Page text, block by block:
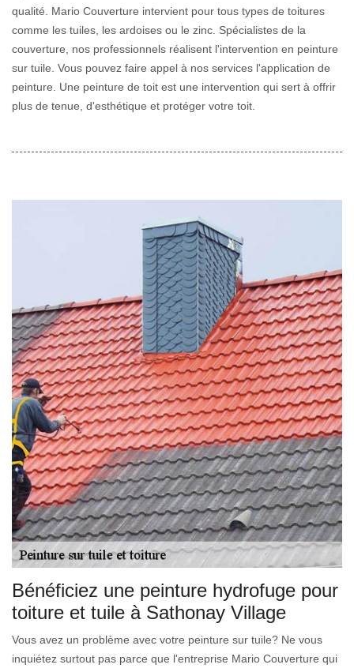
qualité. Mario Couverture intervient pour tous types de toitures
comme les tuiles, les ardoises ou le zinc. Spécialistes de la
couverture, nos professionnels réalisent l'intervention en peinture
sur tuile. Vous pouvez faire appel à nos services l'application de
peinture. Une peinture de toit est une intervention qui sert à offrir
plus de tenue, d'esthétique et protéger votre toit.
Bénéficiez une peinture hydrofuge pour
toiture et tuile à Sathonay Village
Vous avez un problème avec votre peinture sur tuile? Ne vous
inquiétez surtout pas parce que l'entreprise Mario Couverture qui